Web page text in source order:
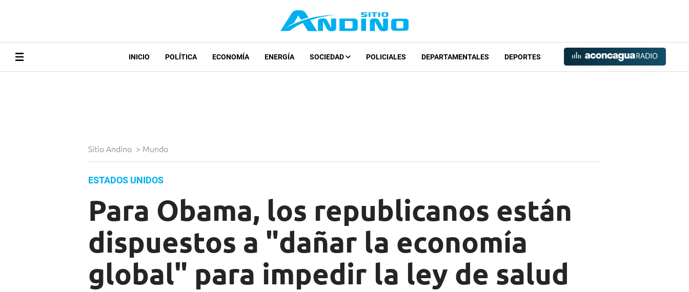
INICIO POLÍTICA ECONOMÍA ENERGÍA SOCIEDAD POLICIALES DEPARTAMENTALES DEPORTES
Sitio Andino > Mundo
ESTADOS UNIDOS
Para Obama, los republicanos están
dispuestos a "dañar la economía
global" para impedir la ley de salud